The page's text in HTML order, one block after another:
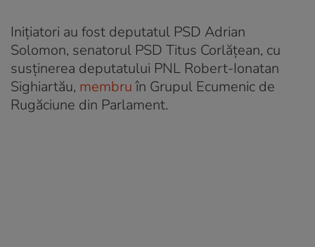
Inițiatori au fost deputatul PSD Adrian
Solomon, senatorul PSD Titus Corlățean, cu
susținerea deputatului PNL Robert-Ionatan
Sighiartău, membruîn Grupul Ecumenic de
Rugăciune din Parlament.